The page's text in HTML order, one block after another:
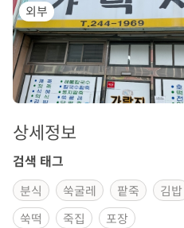
외부
상세정보
검색 태그
분식 쑥굴레 팥죽 김밥
쑥떡
죽집 포장